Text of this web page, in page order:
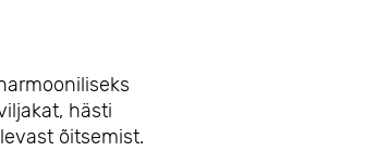
hästi
õitsemist.